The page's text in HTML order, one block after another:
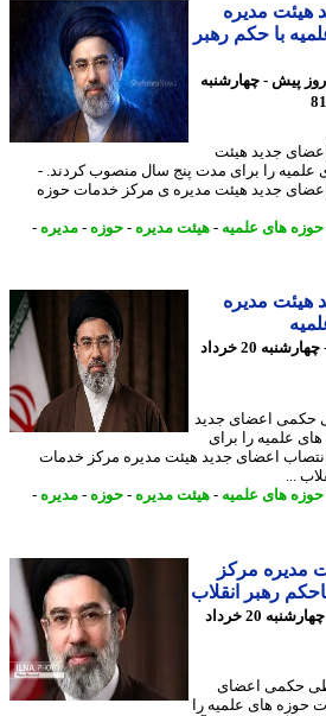
مدیره
حکم رهبر
پیش - چهارشنبه
جدید هیئت
را برای مدت پنج سال منصوب کردند. -
جدید هیئت مدیره ی مرکز خدمات حوزه
های علمیه-هیئت مدیره-حوزه-مدیره-
مدیره
57 روز پیش - چهارشنبه 20 خرداد
اعضای جدید
را برای
اعضای جدید هیئت مدیره مرکز خدمات
های علمیه-هیئت مدیره-حوزه-مدیره-
مرکز
رهبر انقلاب
57 روز پیش - چهارشنبه 20 خرداد
اعضای
های علمیه را